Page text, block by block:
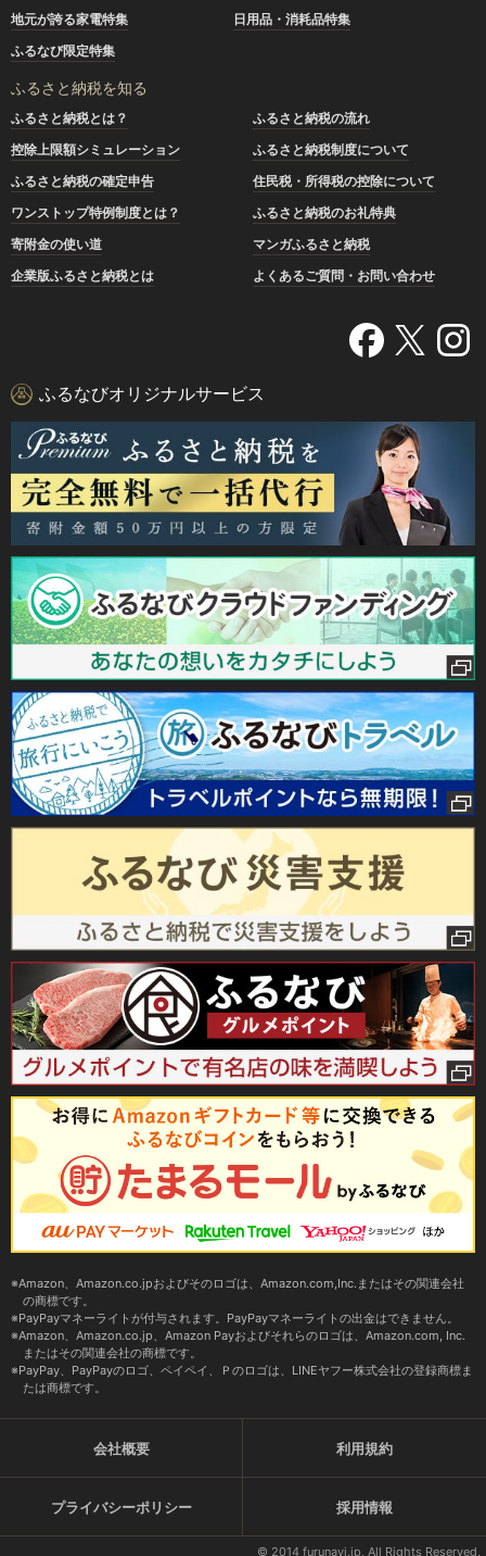
地元が誇る家電特集
日用品・消耗品特集
ふるなび限定特集
ふるさと納税を知る
ふるさと納税とは？
ふるさと納税の流れ
控除上限額シミュレーション
ふるさと納税制度について
ふるさと納税の確定申告
住民税・所得税の控除について
ワンストップ特例制度とは？
ふるさと納税のお礼特典
寄附金の使い道
マンガふるさと納税
企業版ふるさと納税とは
よくあるご質問・お問い合わせ
ふるなびオリジナルサービス
Amazon、Amazon.co.jpおよびそのロゴは、Amazon.com,Inc.またはその関連会社
の商標です。
PayPayマネーライトが付与されます。PayPayマネーライトの出金はできません。
Amazon、Amazon.co.jp、Amazon Payおよびそれらのロゴは、Amazon.com, Inc.
またはその関連会社の商標です。
PayPay、PayPayのロゴ、ペイペイ、Ｐのロゴは、LINEヤフー株式会社の登録商標ま
たは商標です。
会社概要 利用規約
プライバシーポリシー 採用情報
© 2014 furunavi.jp, All Rights Reserved.